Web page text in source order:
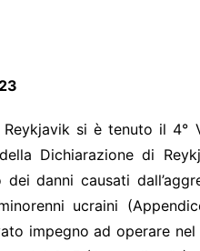
n. 7/
si è tenuto il 4°
Dichiarazione di
dei danni causati
ucraini
impegno ad operare